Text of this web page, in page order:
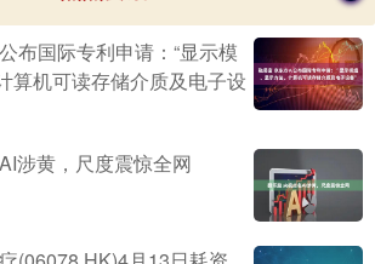
布国际专利申请：“显示模
算机可读存储介质及电子设
涉黄，尺度震惊全网